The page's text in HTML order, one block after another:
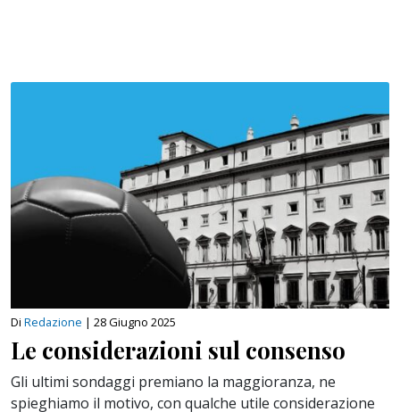
Di Redazione | 28 Giugno 2025
Le considerazioni sul consenso
Gli ultimi sondaggi premiano la maggioranza, ne
spieghiamo il motivo, con qualche utile considerazione